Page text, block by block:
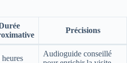
Précisions
heures
Audioguide conseillé